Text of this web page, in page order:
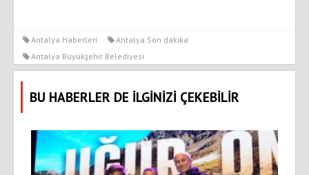
Antalya Haberleri
Antalya Son dakika
Antalya Büyükşehir Belediyesi
BU HABERLER DE İLGİNİZİ ÇEKEBİLİR